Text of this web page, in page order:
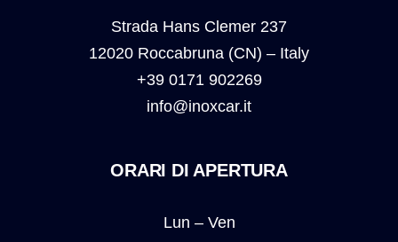
Strada Hans Clemer 237
12020 Roccabruna (CN) – Italy
+39 0171 902269
info@inoxcar.it
ORARI DI APERTURA
Lun – Ven